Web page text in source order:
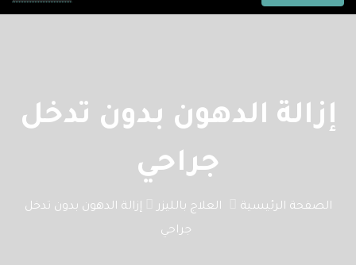
إزالة الدهون بدون تدخل
جراحي
الصفحة الرئيسية العلاج بالليزر
إزالة الدهون بدون تدخل
جراحي